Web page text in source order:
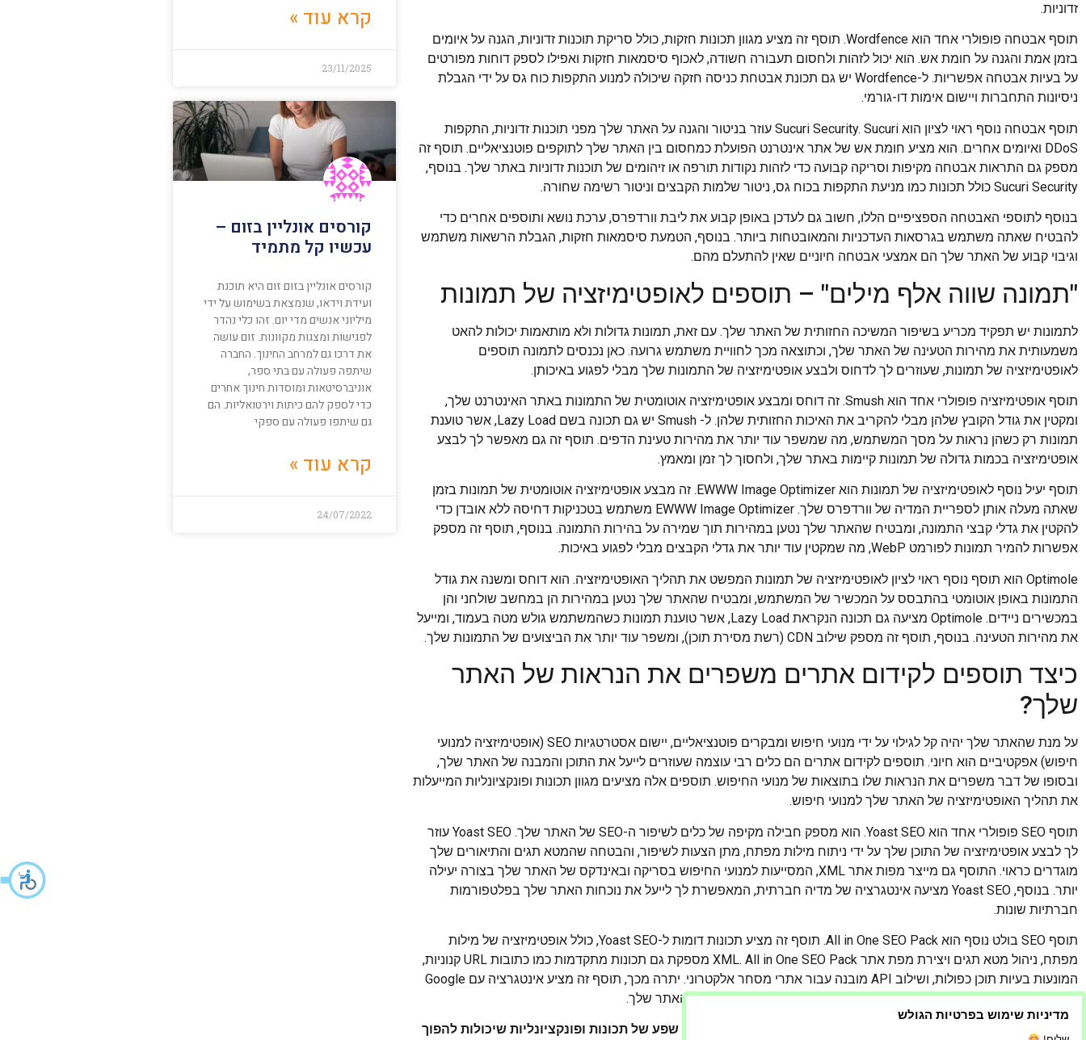
זדוניות.
תוסף אבטחה פופולרי אחד הוא Wordfence. תוסף זה מציע מגוון תכונות חזקות, כולל סריקת תוכנות זדוניות, הגנה על איומים
בזמן אמת והגנה על חומת אש. הוא יכול לזהות ולחסום תעבורה חשודה, לאכוף סיסמאות חזקות ואפילו לספק דוחות מפורטים
על בעיות אבטחה אפשריות. ל-Wordfence יש גם תכונת אבטחת כניסה חזקה שיכולה למנוע התקפות כוח גס על ידי הגבלת
ניסיונות התחברות ויישום אימות דו-גורמי.
תוסף אבטחה נוסף ראוי לציון הוא Sucuri Security. Sucuri עוזר בניטור והגנה על האתר שלך מפני תוכנות זדוניות, התקפות
DDoS ואיומים אחרים. הוא מציע חומת אש של אתר אינטרנט הפועלת כמחסום בין האתר שלך לתוקפים פוטנציאליים. תוסף זה
מספק גם התראות אבטחה מקיפות וסריקה קבועה כדי לזהות נקודות תורפה או זיהומים של תוכנות זדוניות באתר שלך. בנוסף,
Sucuri Security כולל תכונות כמו מניעת התקפות בכוח גס, ניטור שלמות הקבצים וניטור רשימה שחורה.
בנוסף לתוספי האבטחה הספציפיים הללו, חשוב גם לעדכן באופן קבוע את ליבת וורדפרס, ערכת נושא ותוספים אחרים כדי
להבטיח שאתה משתמש בגרסאות העדכניות והמאובטחות ביותר. בנוסף, הטמעת סיסמאות חזקות, הגבלת הרשאות משתמש
וגיבוי קבוע של האתר שלך הם אמצעי אבטחה חיוניים שאין להתעלם מהם.
"תמונה שווה אלף מילים" – תוספים לאופטימיזציה של תמונות
לתמונות יש תפקיד מכריע בשיפור המשיכה החזותית של האתר שלך. עם זאת, תמונות גדולות ולא מותאמות יכולות להאט
משמעותית את מהירות הטעינה של האתר שלך, וכתוצאה מכך לחוויית משתמש גרועה. כאן נכנסים לתמונה תוספים
לאופטימיזציה של תמונות, שעוזרים לך לדחוס ולבצע אופטימיזציה של התמונות שלך מבלי לפגוע באיכותן.
תוסף אופטימיזציה פופולרי אחד הוא Smush. זה דוחס ומבצע אופטימיזציה אוטומטית של התמונות באתר האינטרנט שלך,
ומקטין את גודל הקובץ שלהן מבלי להקריב את האיכות החזותית שלהן. ל- Smush יש גם תכונה בשם Lazy Load, אשר טוענת
תמונות רק כשהן נראות על מסך המשתמש, מה שמשפר עוד יותר את מהירות טעינת הדפים. תוסף זה גם מאפשר לך לבצע
אופטימיזציה בכמות גדולה של תמונות קיימות באתר שלך, ולחסוך לך זמן ומאמץ.
תוסף יעיל נוסף לאופטימיזציה של תמונות הוא EWWW Image Optimizer. זה מבצע אופטימיזציה אוטומטית של תמונות בזמן
שאתה מעלה אותן לספריית המדיה של וורדפרס שלך. EWWW Image Optimizer משתמש בטכניקות דחיסה ללא אובדן כדי
להקטין את גדלי קבצי התמונה, ומבטיח שהאתר שלך נטען במהירות תוך שמירה על בהירות התמונה. בנוסף, תוסף זה מספק
אפשרות להמיר תמונות לפורמט WebP, מה שמקטין עוד יותר את גדלי הקבצים מבלי לפגוע באיכות.
Optimole הוא תוסף נוסף ראוי לציון לאופטימיזציה של תמונות המפשט את תהליך האופטימיזציה. הוא דוחס ומשנה את גודל
התמונות באופן אוטומטי בהתבסס על המכשיר של המשתמש, ומבטיח שהאתר שלך נטען במהירות הן במחשב שולחני והן
במכשירים ניידים. Optimole מציעה גם תכונה הנקראת Lazy Load, אשר טוענת תמונות כשהמשתמש גולש מטה בעמוד, ומייעל
את מהירות הטעינה. בנוסף, תוסף זה מספק שילוב CDN (רשת מסירת תוכן), ומשפר עוד יותר את הביצועים של התמונות שלך.
כיצד תוספים לקידום אתרים משפרים את הנראות של האתר
שלך?
על מנת שהאתר שלך יהיה קל לגילוי על ידי מנועי חיפוש ומבקרים פוטנציאליים, יישום אסטרטגיות SEO (אופטימיזציה למנועי
חיפוש) אפקטיביים הוא חיוני. תוספים לקידום אתרים הם כלים רבי עוצמה שעוזרים לייעל את התוכן והמבנה של האתר שלך,
ובסופו של דבר משפרים את הנראות שלו בתוצאות של מנועי החיפוש. תוספים אלה מציעים מגוון תכונות ופונקציונליות המייעלות
את תהליך האופטימיזציה של האתר שלך למנועי חיפוש.
תוסף SEO פופולרי אחד הוא Yoast SEO. הוא מספק חבילה מקיפה של כלים לשיפור ה-SEO של האתר שלך. Yoast SEO עוזר
לך לבצע אופטימיזציה של התוכן שלך על ידי ניתוח מילות מפתח, מתן הצעות לשיפור, והבטחה שהמטא תגים והתיאורים שלך
מוגדרים כראוי. התוסף גם מייצר מפות אתר XML, המסייעות למנועי החיפוש בסריקה ובאינדקס של האתר שלך בצורה יעילה
יותר. בנוסף, Yoast SEO מציעה אינטגרציה של מדיה חברתית, המאפשרת לך לייעל את נוכחות האתר שלך בפלטפורמות
חברתיות שונות.
תוסף SEO בולט נוסף הוא All in One SEO Pack. תוסף זה מציע תכונות דומות ל-Yoast SEO, כולל אופטימיזציה של מילות
מפתח, ניהול מטא תגים ויצירת מפת אתר XML. All in One SEO Pack מספקת גם תכונות מתקדמות כמו כתובות URL קנוניות,
המונעות בעיות תוכן כפולות, ושילוב API מובנה עבור אתרי מסחר אלקטרוני. יתרה מכך, תוסף זה מציע אינטגרציה עם Google
Analytics, המאפשר לך לעקוב ולנתח את הביצועים של מאמצי ה-SEO של האתר שלך.
תוספי וורדפרס הם כלים חיוניים בעת בניית אתר אינטרנט. הם מציעים שפע של תכונות ופונקציונליות שיכולות להפוך
קרא עוד »
23/11/2025
קורסים אונליין בזום –
עכשיו קל מתמיד
קורסים אונליין בזום זום היא תוכנת
ועידת וידאו, שנמצאת בשימוש על ידי
מיליוני אנשים מדי יום. זהו כלי נהדר
לפגישות ומצגות מקוונות. זום עושה
את דרכו גם למרחב החינוך. החברה
שיתפה פעולה עם בתי ספר,
אוניברסיטאות ומוסדות חינוך אחרים
כדי לספק להם כיתות וירטואליות. הם
גם שיתפו פעולה עם ספקי
קרא עוד »
24/07/2022
מדיניות שימוש בפרטיות הגולש